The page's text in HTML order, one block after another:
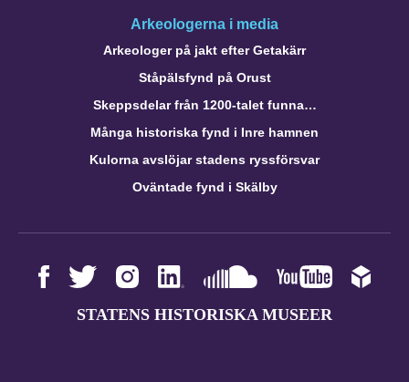
Arkeologerna i media
Arkeologer på jakt efter Getakärr
Ståpälsfynd på Orust
Skeppsdelar från 1200-talet funna…
Många historiska fynd i Inre hamnen
Kulorna avslöjar stadens ryssförsvar
Oväntade fynd i Skälby
STATENS HISTORISKA MUSEER